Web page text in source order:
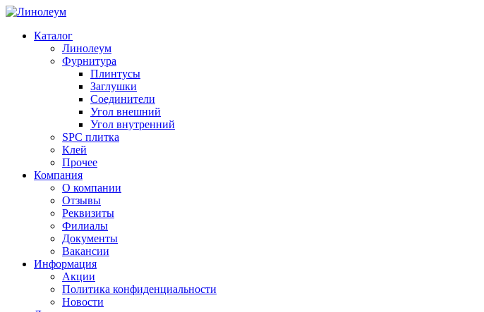
Каталог
Линолеум
Фурнитура
Плинтусы
Заглушки
Соединители
Угол внешний
Угол внутренний
SPC плитка
Клей
Прочее
Компания
О компании
Отзывы
Реквизиты
Филиалы
Документы
Вакансии
Информация
Акции
Политика конфиденциальности
Новости